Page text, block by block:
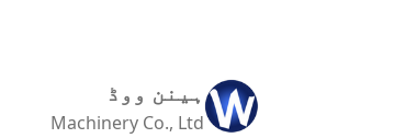
ہینن ووڈ
Machinery Co., Ltd